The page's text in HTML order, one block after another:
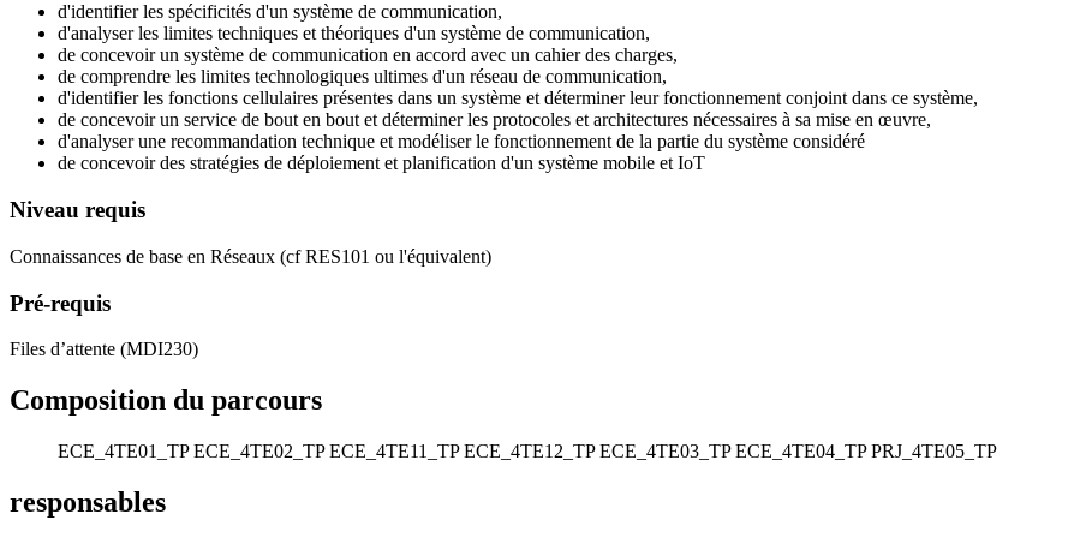
d'identifier les spécificités d'un système de communication,
d'analyser les limites techniques et théoriques d'un système de communication,
de concevoir un système de communication en accord avec un cahier des charges,
de comprendre les limites technologiques ultimes d'un réseau de communication,
d'identifier les fonctions cellulaires présentes dans un système et déterminer leur fonctionnement conjoint dans ce système,
de concevoir un service de bout en bout et déterminer les protocoles et architectures nécessaires à sa mise en œuvre,
d'analyser une recommandation technique et modéliser le fonctionnement de la partie du système considéré
de concevoir des stratégies de déploiement et planification d'un système mobile et IoT
Niveau requis
Connaissances de base en Réseaux (cf RES101 ou l'équivalent)
Pré-requis
Files d’attente (MDI230)
Composition du parcours
ECE_4TE01_TP ECE_4TE02_TP ECE_4TE11_TP ECE_4TE12_TP ECE_4TE03_TP ECE_4TE04_TP PRJ_4TE05_TP
responsables